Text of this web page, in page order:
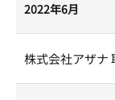
2022年6月
株式会社アザナ